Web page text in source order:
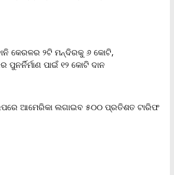
କେରଳର ୨ଟି ମନ୍ଦିରକୁ ୬ କୋଟି,
ପାଇଁ ୧୨ କୋଟି ଦାନ
ଆମେରିକା ଲଗାଇବ ୫୦୦ ପ୍ରତିଶତ ଟାରିଫ